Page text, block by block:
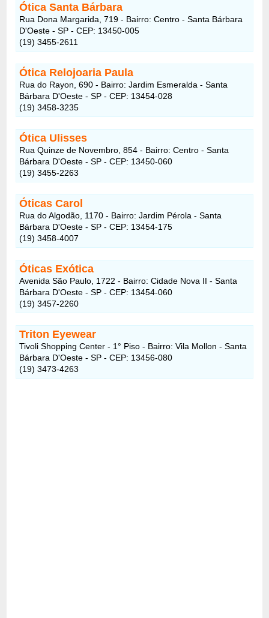
Ótica Santa Bárbara
Rua Dona Margarida, 719 - Bairro: Centro - Santa Bárbara
D'Oeste - SP - CEP: 13450-005
(19) 3455-2611
Ótica Relojoaria Paula
Rua do Rayon, 690 - Bairro: Jardim Esmeralda - Santa
Bárbara D'Oeste - SP - CEP: 13454-028
(19) 3458-3235
Ótica Ulisses
Rua Quinze de Novembro, 854 - Bairro: Centro - Santa
Bárbara D'Oeste - SP - CEP: 13450-060
(19) 3455-2263
Óticas Carol
Rua do Algodão, 1170 - Bairro: Jardim Pérola - Santa
Bárbara D'Oeste - SP - CEP: 13454-175
(19) 3458-4007
Óticas Exótica
Avenida São Paulo, 1722 - Bairro: Cidade Nova II - Santa
Bárbara D'Oeste - SP - CEP: 13454-060
(19) 3457-2260
Triton Eyewear
Tivoli Shopping Center - 1° Piso - Bairro: Vila Mollon - Santa
Bárbara D'Oeste - SP - CEP: 13456-080
(19) 3473-4263